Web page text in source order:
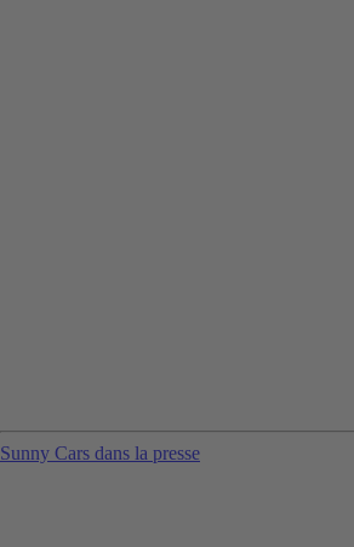
Sunny Cars dans la presse